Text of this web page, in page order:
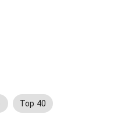
Top 40